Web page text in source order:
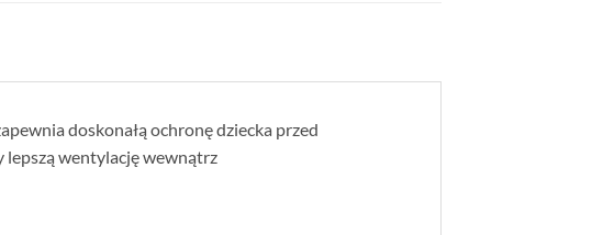
doskonałą ochronę dziecka przed
lepszą wentylację wewnątrz